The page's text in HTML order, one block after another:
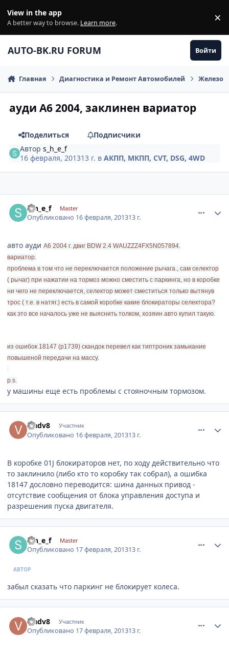
View in the app
A better way to browse. Learn more. ×
AUTO-BK.RU FORUM Войти
Главная Диагностика и Ремонт Автомобилей Железо
ауди A6 2004, заклинен вариатор
Поделиться
Подписчики
Авторs_h_e_f
16 февраля, 201313 г. вАКПП, МКПП, CVT, DSG, 4WD
s_h_e_f Master
Опубликовано 16 февраля, 201313 г.
авто ауди A6 2004 г. двиг BDW 2.4 WAUZZZ4FX5N057894.
вариатор.
проблема в том что не переключается положение рычага., сам селектор
( рычаг) при нажатии на тормоз можно сместить с паркинга, но в коробке
ни чего не переключается, селектор может сместиться только вытянув
трос ( т.е. в натяг.) есть в самой коробке какие блокираторы селектора?
как это все началось уже не выяснить толком, хозяин авто купил такую.
из ошибок 18147 (p1739) скандок перевел как типтроник замыкание
повышеной передачи на массу.
p.s.
у машины еще есть проблемы с стояночным тормозом.
vladv8 Участник
Опубликовано 16 февраля, 201313 г.
В коробке 01J блокираторов нет, по ходу действительно что
то заклинило (либо кто то коробку так собрал), а ошибка
18147 дословно переводится: шина данных привод -
отсутствие сообщения от блока управления доступа и
разрешения пуска двигателя.
s_h_e_f Master
Опубликовано 17 февраля, 201313 г.
АВТОР
забыл сказать что паркинг не блокирует колеса.
vladv8 Участник
Опубликовано 17 февраля, 201313 г.